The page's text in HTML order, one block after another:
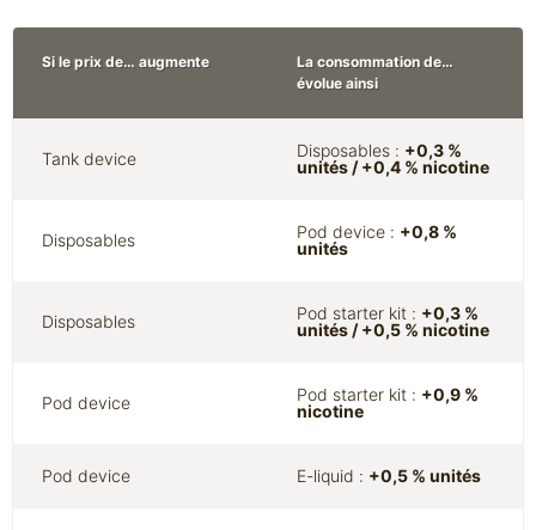
Si le prix de… augmente
La consommation de…
évolue ainsi
Tank device Disposables : +0,3 %
unités / +0,4 % nicotine
Disposables Pod device : +0,8 %
unités
Disposables Pod starter kit : +0,3 %
unités / +0,5 % nicotine
Pod device Pod starter kit : +0,9 %
nicotine
Pod device E-liquid : +0,5 % unités